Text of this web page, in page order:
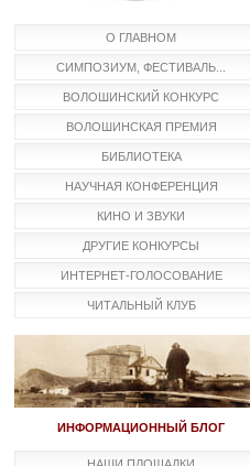
О ГЛАВНОМ
СИМПОЗИУМ, ФЕСТИВАЛЬ...
ВОЛОШИНСКИЙ КОНКУРС
ВОЛОШИНСКАЯ ПРЕМИЯ
БИБЛИОТЕКА
НАУЧНАЯ КОНФЕРЕНЦИЯ
КИНО И ЗВУКИ
ДРУГИЕ КОНКУРСЫ
ИНТЕРНЕТ-ГОЛОСОВАНИЕ
ЧИТАЛЬНЫЙ КЛУБ
ИНФОРМАЦИОННЫЙ БЛОГ